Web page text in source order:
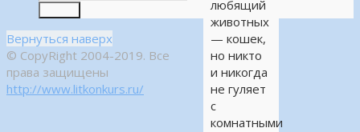
любящий
животных
— кошек,
но никто
и никогда
не гуляет
с
комнатными
Вернуться наверх
© CopyRight 2004-2019. Все
права защищены
http://www.litkonkurs.ru/